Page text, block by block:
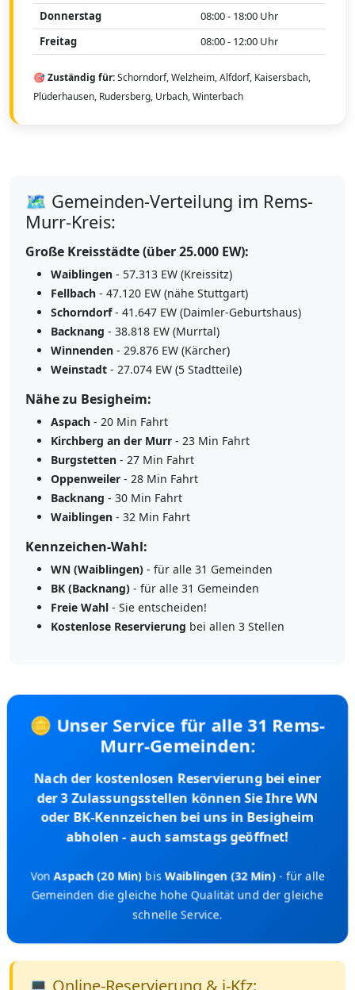
Donnerstag
08:00 - 18:00 Uhr
Freitag
08:00 - 12:00 Uhr
🎯 Zuständig für:Schorndorf, Welzheim, Alfdorf, Kaisersbach,
Plüderhausen, Rudersberg, Urbach, Winterbach
🗺️ Gemeinden-Verteilung im Rems-
Murr-Kreis:
Große Kreisstädte (über 25.000 EW):
Waiblingen - 57.313 EW (Kreissitz)
Fellbach - 47.120 EW (nähe Stuttgart)
Schorndorf- 41.647 EW (Daimler-Geburtshaus)
Backnang - 38.818 EW (Murrtal)
Winnenden - 29.876 EW (Kärcher)
Weinstadt - 27.074 EW (5 Stadtteile)
Nähe zu Besigheim:
Aspach - 20 Min Fahrt
Kirchberg an der Murr - 23 Min Fahrt
Burgstetten - 27 Min Fahrt
Oppenweiler - 28 Min Fahrt
Backnang - 30 Min Fahrt
Waiblingen - 32 Min Fahrt
Kennzeichen-Wahl:
WN (Waiblingen) - für alle 31 Gemeinden
BK (Backnang) - für alle 31 Gemeinden
Freie Wahl - Sie entscheiden!
Kostenlose Reservierung bei allen 3 Stellen
🪙 Unser Service für alle 31 Rems-
Murr-Gemeinden:
Nach der kostenlosen Reservierung bei einer
der 3 Zulassungsstellen können Sie Ihre WN
oder BK-Kennzeichen bei uns in Besigheim
abholen - auch samstags geöffnet!
VonAspach (20 Min) bisWaiblingen (32 Min)- für alle
Gemeinden die gleiche hohe Qualität und der gleiche
schnelle Service.
💻 Online-Reservierung & i-Kfz: